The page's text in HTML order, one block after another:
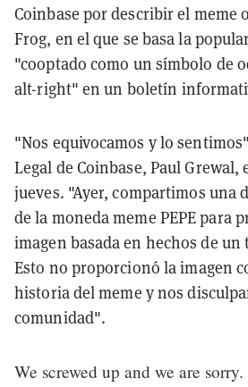
Coinbase por describir el meme
Frog, en el que se basa la
"cooptado como un símbolo de
alt-right" en un boletín
"Nos equivocamos y lo
Legal de Coinbase, Paul Grewal,
jueves. "Ayer, compartimos una
de la moneda meme PEPE para
imagen basada en hechos de
Esto no proporcionó la imagen
historia del meme y nos
comunidad".
We screwed up and we are sorry.